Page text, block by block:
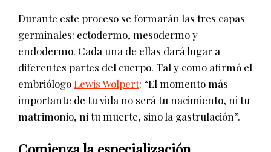
Durante este proceso se formarán las tres capas
germinales: ectodermo, mesodermo y
endodermo. Cada una de ellas dará lugar a
diferentes partes del cuerpo. Tal y como afirmó el
embriólogoLewis Wolpert: “El momento más
importante de tu vida no será tu nacimiento, ni tu
matrimonio, ni tu muerte, sino la gastrulación”.